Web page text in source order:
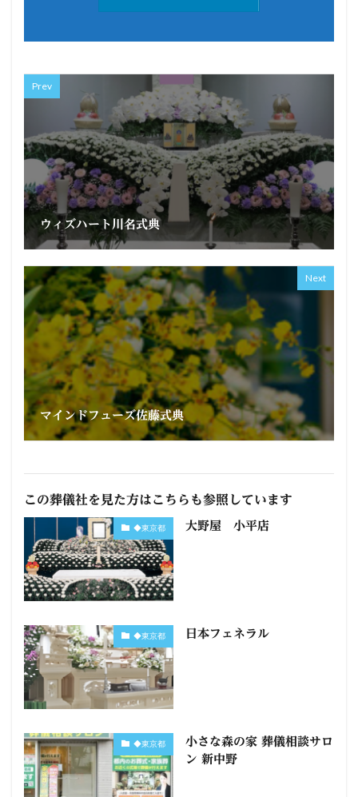
Prev
ウィズハート川名式典
Next
マインドフューズ佐藤式典
この葬儀社を見た方はこちらも参照しています
◆東京都 大野屋 小平店
◆東京都 日本フェネラル
◆東京都
小さな森の家 葬儀相談サロ
ン 新中野